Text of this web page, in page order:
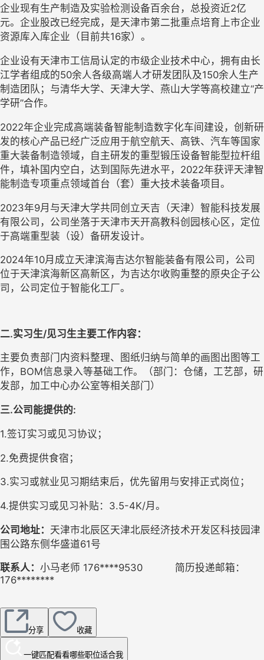
企业现有生产制造及实验检测设备百余台，总投资近2亿
元。企业股改已经完成，是天津市第二批重点培育上市企业
资源库入库企业（目前共16家）。
企业设有天津市工信局认定的市级企业技术中心，拥有由长
江学者组成的50余人各级高端人才研发团队及150余人生产
制造团队；与清华大学、天津大学、燕山大学等高校建立“产
学研”合作。
2022年企业完成高端装备智能制造数字化车间建设，创新研
发的核心产品已经广泛应用于航空航天、高铁、汽车等国家
重大装备制造领域，自主研发的重型锻压设备智能型拉杆组
件，填补国内空白，达到国际先进水平，2022年获评天津智
能制造专项重点领域首台（套）重大技术装备项目。
2023年9月与天津大学共同创立天吉（天津）智能科技发展
有限公司，公司坐落于天津市天开高教科创园核心区，定位
于高端重型装（设）备研发设计。
2024年10月成立天津滨海吉达尔智能装备有限公司，公司
位于天津滨海新区高新区，为吉达尔收购重整的原央企子公
司，公司定位于智能化工厂。
二.实习生/见习生主要工作内容：
主要负责部门内资料整理、图纸归纳与简单的画图出图等工
作，BOM信息录入等基础工作。（部门：仓储，工艺部，研
发部，加工中心办公室等相关部门）
三.公司能提供的:
1.签订实习或见习协议；
2.免费提供食宿；
3.实习或就业见习期结束后，优先留用与安排正式岗位；
4.提供实习或见习补贴：3.5-4K/月。
公司地址： 天津市北辰区天津北辰经济技术开发区科技园津
围公路东侧华盛道61号
联系人： 小马老师 176****9530           简历投递邮箱：
176********
分享 收藏
一键匹配看看哪些职位适合我